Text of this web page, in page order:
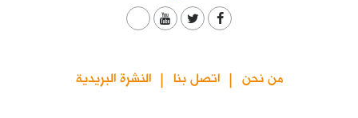
من نحن اتصل بنا النشرة البريدية